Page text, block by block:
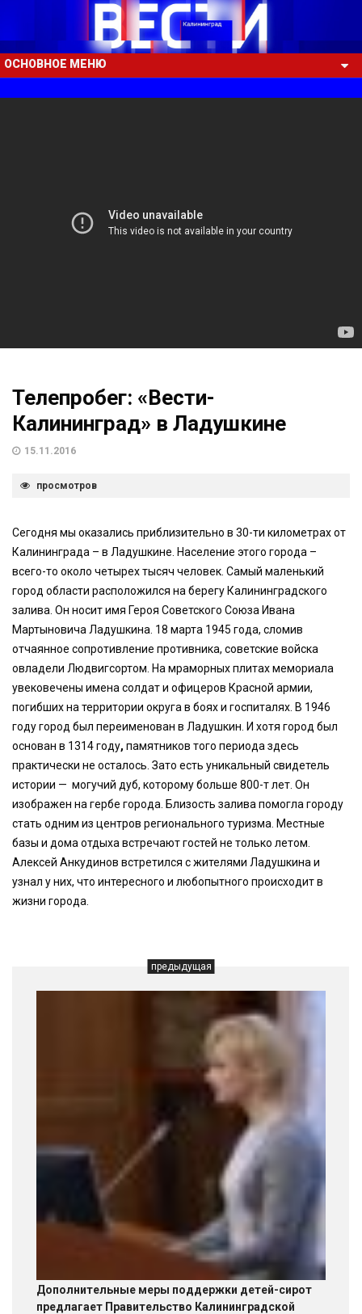
ОСНОВНОЕ МЕНЮ
Телепробег: «Вести-
Калининград» в Ладушкине
15.11.2016
просмотров
Сегодня мы оказались приблизительно в 30-ти километрах от
Калининграда – в Ладушкине. Население этого города –
всего-то около четырех тысяч человек. Самый маленький
город области расположился на берегу Калининградского
залива. Он носит имя Героя Советского Союза Ивана
Мартыновича Ладушкина. 18 марта 1945 года, сломив
отчаянное сопротивление противника, советские войска
овладели Людвигсортом. На мраморных плитах мемориала
увековечены имена солдат и офицеров Красной армии,
погибших на территории округа в боях и госпиталях. В 1946
году город был переименован в Ладушкин. И хотя город был
основан в 1314 году, памятников того периода здесь
практически не осталось. Зато есть уникальный свидетель
истории — могучий дуб, которому больше 800-т лет. Он
изображен на гербе города. Близость залива помогла городу
стать одним из центров регионального туризма. Местные
базы и дома отдыха встречают гостей не только летом.
Алексей Анкудинов встретился с жителями Ладушкина и
узнал у них, что интересного и любопытного происходит в
жизни города.
предыдущая
Дополнительные меры поддержки детей-сирот
предлагает Правительство Калининградской